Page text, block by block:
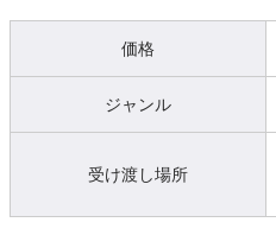
価格
ジャンル
受け渡し場所